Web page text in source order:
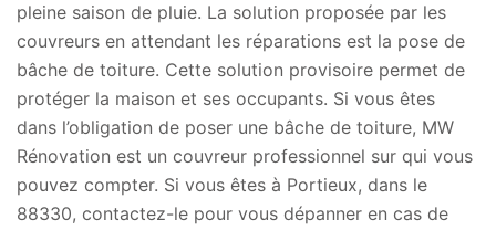
pleine saison de pluie. La solution proposée par les
couvreurs en attendant les réparations est la pose de
bâche de toiture. Cette solution provisoire permet de
protéger la maison et ses occupants. Si vous êtes
dans l’obligation de poser une bâche de toiture, MW
Rénovation est un couvreur professionnel sur qui vous
pouvez compter. Si vous êtes à Portieux, dans le
88330, contactez-le pour vous dépanner en cas de